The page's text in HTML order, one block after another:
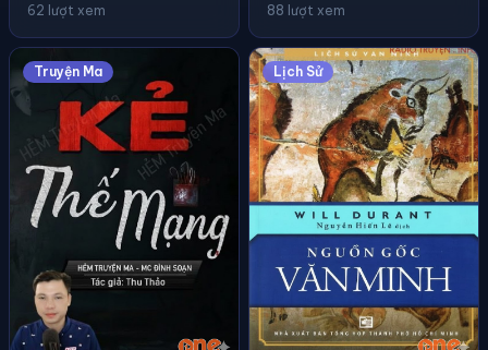
62 lượt xem 88 lượt xem
Truyện Ma Lịch Sử